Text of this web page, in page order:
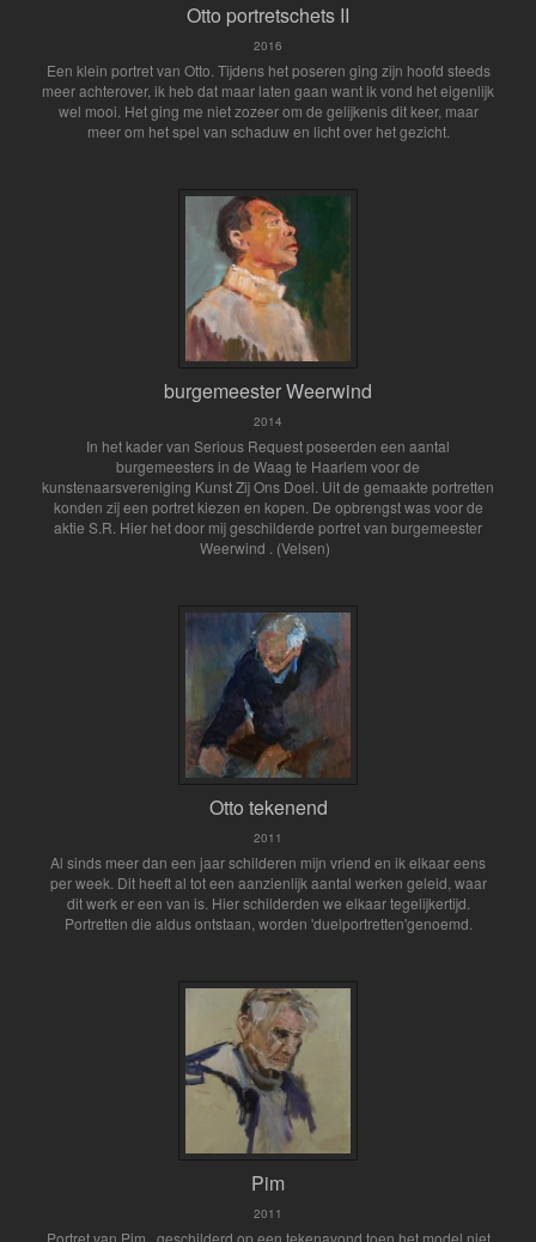
Otto portretschets II
2016
Een klein portret van Otto. Tijdens het poseren ging zijn hoofd steeds
meer achterover, ik heb dat maar laten gaan want ik vond het eigenlijk
wel mooi. Het ging me niet zozeer om de gelijkenis dit keer, maar
meer om het spel van schaduw en licht over het gezicht.
burgemeester Weerwind
2014
In het kader van Serious Request poseerden een aantal
burgemeesters in de Waag te Haarlem voor de
kunstenaarsvereniging Kunst Zij Ons Doel. Uit de gemaakte portretten
konden zij een portret kiezen en kopen. De opbrengst was voor de
aktie S.R. Hier het door mij geschilderde portret van burgemeester
Weerwind . (Velsen)
Otto tekenend
2011
Al sinds meer dan een jaar schilderen mijn vriend en ik elkaar eens
per week. Dit heeft al tot een aanzienlijk aantal werken geleid, waar
dit werk er een van is. Hier schilderden we elkaar tegelijkertijd.
Portretten die aldus ontstaan, worden 'duelportretten'genoemd.
Pim
2011
Portret van Pim, geschilderd op een tekenavond toen het model niet